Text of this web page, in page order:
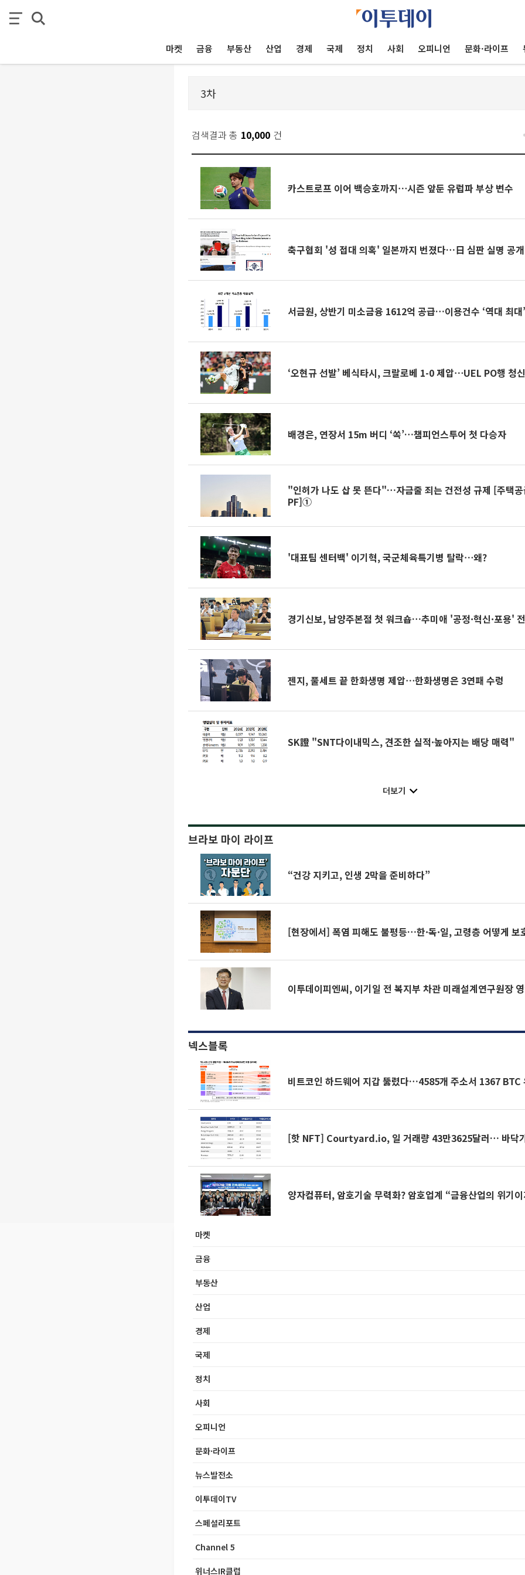
마켓 금융 부동산 산업 경제 국제 정치 사회 오피니언 문화·라이프
검색결과 총 10,000 건
카스트로프 이어 백승호까지⋯시즌 앞둔 유럽파 부상 변수
축구협회 '성 접대 의혹' 일본까지 번졌다…日 심판 실명 공개
서금원, 상반기 미소금융 1612억 공급…이용건수 ‘역대 최대’
‘오현규 선발’ 베식타시, 크랄로베 1-0 제압⋯UEL PO행 청
배경은, 연장서 15m 버디 ‘쏙’…챔피언스투어 첫 다승자
"인허가 나도 삽 못 뜬다"…자금줄 죄는 건전성 규제 [주택공
PF]①
'대표팀 센터백' 이기혁, 국군체육특기병 탈락⋯왜?
경기신보, 남양주본점 첫 워크숍…추미애 '공정·혁신·포용'
젠지, 풀세트 끝 한화생명 제압⋯한화생명은 3연패 수렁
SK證 "SNT다이내믹스, 견조한 실적·높아지는 배당 매력"
더보기
브라보 마이 라이프
“건강 지키고, 인생 2막을 준비하다”
[현장에서] 폭염 피해도 불평등…한·독·일, 고령층 어떻게 보
이투데이피엔씨, 이기일 전 복지부 차관 미래설계연구원장
넥스블록
비트코인 하드웨어 지갑 뚫렸다…4585개 주소서 1367 BTC
[핫 NFT] Courtyard.io, 일 거래량 43만3625달러… 바닥
양자컴퓨터, 암호기술 무력화? 암호업계 “금융산업의 위기
마켓
금융
부동산
산업
경제
국제
정치
사회
오피니언
문화·라이프
뉴스발전소
이투데이TV
스페셜리포트
Channel 5
위너스IR클럽